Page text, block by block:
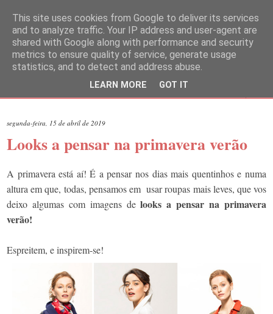
segunda-feira, 15 de abril de 2019
Looks a pensar na primavera verão
A primavera está aí! É a pensar nos dias mais quentinhos e numa
altura em que, todas, pensamos em usar roupas mais leves, que vos
deixo algumas com imagens delooks a pensar na primavera
verão!
Espreitem, e inspirem-se!
This site uses cookies from Google to deliver its services
and to analyze traffic. Your IP address and user-agent are
shared with Google along with performance and security
metrics to ensure quality of service, generate usage
statistics, and to detect and address abuse.
LEARN MORE GOT IT